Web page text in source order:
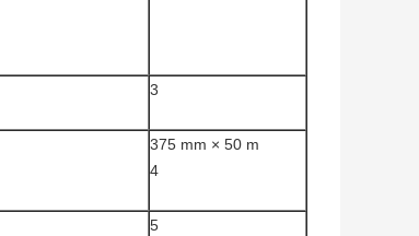
3
375 mm × 50 m
4
5